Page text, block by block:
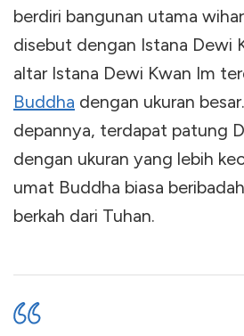
berdiri bangunan utama
disebut dengan Istana Dewi
altar Istana Dewi Kwan Im
Buddha dengan ukuran
depannya, terdapat patung
dengan ukuran yang lebih
umat Buddha biasa
berkah dari Tuhan.